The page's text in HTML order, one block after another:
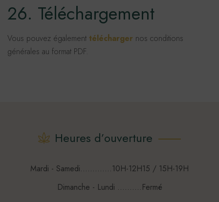
26. Téléchargement
Vous pouvez également télécharger nos conditions
générales au format PDF.
Heures d’ouverture
Mardi - Samedi.............10H-12H15 / 15H-19H
Dimanche - Lundi ..........Fermé